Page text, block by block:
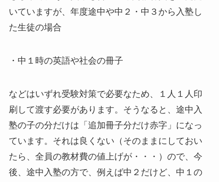
いていますが、年度途中や中２・中３から入塾し
た生徒の場合
・中１時の英語や社会の冊子
などはいずれ受験対策で必要なため、１人１人印
刷して渡す必要があります。そうなると、途中入
塾の子の分だけは「追加冊子分だけ赤字」になっ
ています。それは良くない（そのままにしておい
たら、全員の教材費の値上げが・・・）ので、今
後、途中入塾の方で、例えば中２だけど、中１の